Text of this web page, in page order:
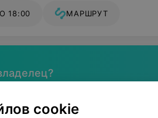
18:00 МАРШРУТ
cookie